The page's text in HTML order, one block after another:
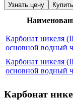
Узнать цену Купить
Карбонат никеля
основной водный
Карбонат никеля
основной водный
Карбонат